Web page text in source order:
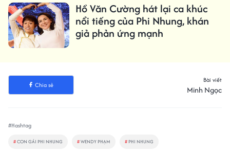
Hồ Văn Cường hát lại ca khúc
nổi tiếng của Phi Nhung, khán
giả phản ứng mạnh
Chia sẻ
Bài viết
Minh Ngọc
#Hashtag
#CON GÁI PHI NHUNG #WENDY PHẠM # PHI NHUNG